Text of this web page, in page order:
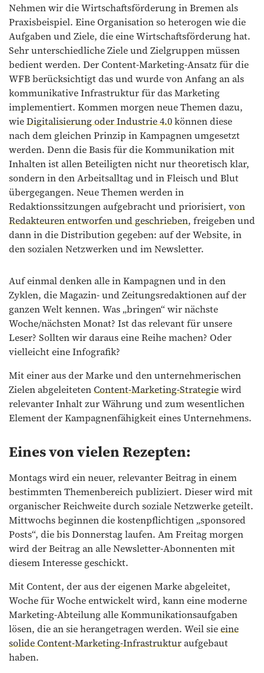
Nehmen wir die Wirtschaftsförderung in Bremen als
Praxisbeispiel. Eine Organisation so heterogen wie die
Aufgaben und Ziele, die eine Wirtschaftsförderung hat.
Sehr unterschiedliche Ziele und Zielgruppen müssen
bedient werden. Der Content-Marketing-Ansatz für die
WFB berücksichtigt das und wurde von Anfang an als
kommunikative Infrastruktur für das Marketing
implementiert. Kommen morgen neue Themen dazu,
wieDigitalisierung oder Industrie 4.0können diese
nach dem gleichen Prinzip in Kampagnen umgesetzt
werden. Denn die Basis für die Kommunikation mit
Inhalten ist allen Beteiligten nicht nur theoretisch klar,
sondern in den Arbeitsalltag und in Fleisch und Blut
übergegangen. Neue Themen werden in
Redaktionssitzungen aufgebracht und priorisiert, von
Redakteuren entworfen und geschrieben, freigeben und
dann in die Distribution gegeben: auf der Website, in
den sozialen Netzwerken und im Newsletter.
Auf einmal denken alle in Kampagnen und in den
Zyklen, die Magazin- und Zeitungsredaktionen auf der
ganzen Welt kennen. Was „bringen“ wir nächste
Woche/nächsten Monat? Ist das relevant für unsere
Leser? Sollten wir daraus eine Reihe machen? Oder
vielleicht eine Infografik?
Mit einer aus der Marke und den unternehmerischen
Zielen abgeleitetenContent-Marketing-Strategiewird
relevanter Inhalt zur Währung und zum wesentlichen
Element der Kampagnenfähigkeit eines Unternehmens.
Eines von vielen Rezepten:
Montags wird ein neuer, relevanter Beitrag in einem
bestimmten Themenbereich publiziert. Dieser wird mit
organischer Reichweite durch soziale Netzwerke geteilt.
Mittwochs beginnen die kostenpflichtigen „sponsored
Posts“, die bis Donnerstag laufen. Am Freitag morgen
wird der Beitrag an alle Newsletter-Abonnenten mit
diesem Interesse geschickt.
Mit Content, der aus der eigenen Marke abgeleitet,
Woche für Woche entwickelt wird, kann eine moderne
Marketing-Abteilung alle Kommunikationsaufgaben
lösen, die an sie herangetragen werden. Weil sieeine
solide Content-Marketing-Infrastrukturaufgebaut
haben.